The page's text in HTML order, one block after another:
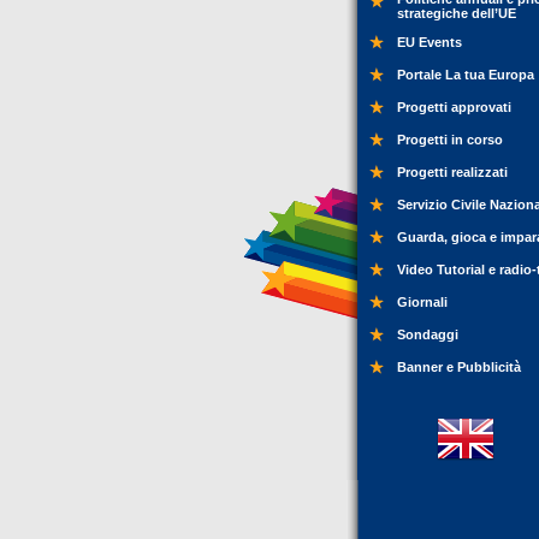
strategiche dell’UE
EU Events
Portale La tua Europa
Progetti approvati
Progetti in corso
Progetti realizzati
Servizio Civile
Guarda, gioca e
Video Tutorial e
Giornali
Sondaggi
Banner e Pubblicità